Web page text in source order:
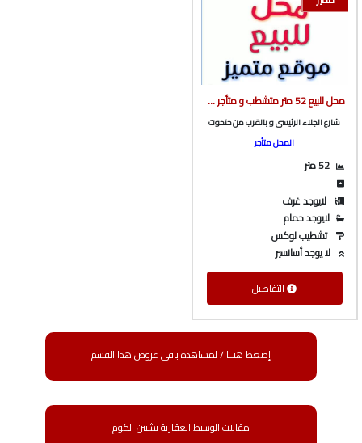
محل للبيع 52 متر متشطب و متأجر ف شارع الجلاء الرئيسى بالقرب من حتحوت من شركة الوسيط العقارية بشبين الكوم
شارع الجلاء الرئيسى و بالقرب من حتحوت
المحل متأجر
52 متر
لايوجد غرف
لايوجد حمام
تشطيب لوكس
لا يوجد أسانسير
التفاصيل
إضغط هنــا / لمشاهدة باقى عروض هذا القسم
مقالات الوسيط العقارية بشبين الكوم